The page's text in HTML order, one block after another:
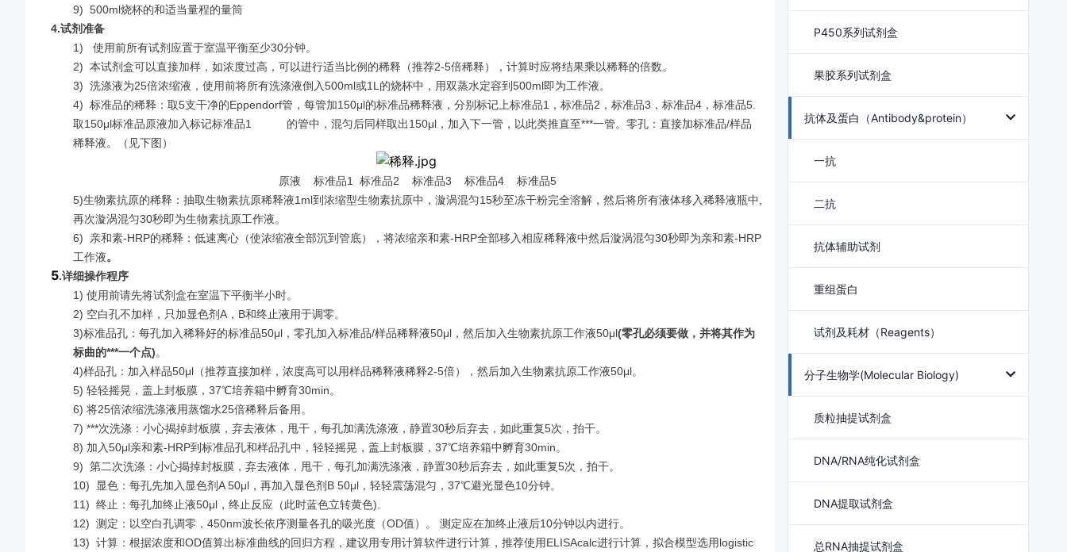
9) 500ml烧杯的和适当量程的量筒
4.试剂准备
1)
使用前所有试剂应置于室温平衡至少30分钟。
2) 本试剂盒可以直接加样，如浓度过高，可以进行适当比例的稀释（推荐2-5倍稀释），计算时应将结果乘以稀释的倍数。
3) 洗涤液为25倍浓缩液，使用前将所有洗涤液倒入500ml或1L的烧杯中，用双蒸水定容到500ml即为工作液。
4) 标准品的稀释：取5支干净的Eppendorf管，每管加150μl的标准品稀释液，分别标记上标准品1，标准品2，标准品3，标准品4，标准品5.
取150μl标准品原液加入标记标准品1 的管中，混匀后同样取出150μl，加入下一管，以此类推直至***一管。零孔：直接加标准品/样品
稀释液。（见下图）
原液 标准品1 标准品2 标准品3 标准品4 标准品5
5)生物素抗原的稀释：抽取生物素抗原稀释液1ml到浓缩型生物素抗原中，漩涡混匀15秒至冻干粉完全溶解，然后将所有液体移入稀释液瓶中,
再次漩涡混匀30秒即为生物素抗原工作液。
6)
亲和素-HRP的稀释：低速离心（使浓缩液全部沉到管底），将浓缩亲和素-HRP全部移入相应稀释液中然后漩涡混匀30秒即为亲和素-HRP
工作液。
5.详细操作程序
1) 使用前请先将试剂盒在室温下平衡半小时。
2) 空白孔不加样，只加显色剂A，B和终止液用于调零。
3)标准品孔：每孔加入稀释好的标准品50μl，零孔加入标准品/样品稀释液50μl，然后加入生物素抗原工作液50μl(零孔必须要做，并将其作为
标曲的***一个点)。
4)样品孔：加入样品50μl（推荐直接加样，浓度高可以用样品稀释液稀释2-5倍），然后加入生物素抗原工作液50μl。
5) 轻轻摇晃，盖上封板膜，37℃培养箱中孵育30min。
6) 将25倍浓缩洗涤液用蒸馏水25倍稀释后备用。
7) ***次洗涤：小心揭掉封板膜，弃去液体，甩干，每孔加满洗涤液，静置30秒后弃去，如此重复5次，拍干。
8) 加入50μl亲和素-HRP到标准品孔和样品孔中，轻轻摇晃，盖上封板膜，37℃培养箱中孵育30min。
9) 第二次洗涤：小心揭掉封板膜，弃去液体，甩干，每孔加满洗涤液，静置30秒后弃去，如此重复5次，拍干。
10)
显色：每孔先加入显色剂A 50μl，再加入显色剂B 50μl，轻轻震荡混匀，37℃避光显色10分钟。
11) 终止：每孔加终止液50μl，终止反应（此时蓝色立转黄色).
12) 测定：以空白孔调零，450nm波长依序测量各孔的吸光度（OD值）。 测定应在加终止液后10分钟以内进行。
13) 计算：根据浓度和OD值算出标准曲线的回归方程，建议用专用计算软件进行计算，推荐使用ELISAcalc进行计算，拟合模型选用logistic
P450系列试剂盒
果胶系列试剂盒
抗体及蛋白（Antibody&protein）
一抗
二抗
抗体辅助试剂
重组蛋白
试剂及耗材（Reagents）
分子生物学(Molecular Biology)
质粒抽提试剂盒
DNA/RNA纯化试剂盒
DNA提取试剂盒
总RNA抽提试剂盒